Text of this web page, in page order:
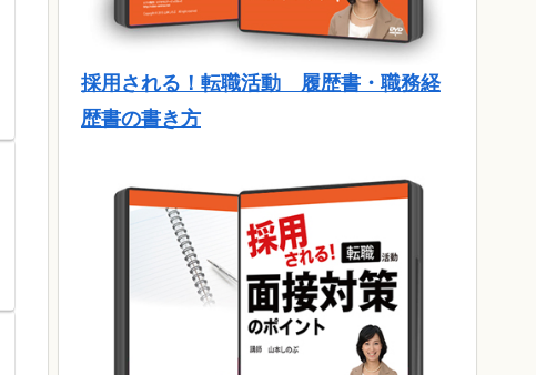
採用される！転職活動 履歴書・職務経
歴書の書き方